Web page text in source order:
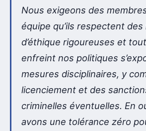
Nous exigeons des
équipe qu’ils respectent des
d’éthique rigoureuses et
enfreint nos politiques
mesures disciplinaires, y
licenciement et des
criminelles éventuelles. En
avons une tolérance zéro